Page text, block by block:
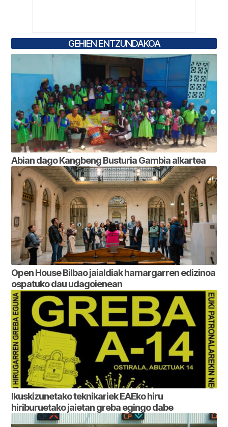
GEHIEN ENTZUNDAKOA
Abian dago Kangbeng Busturia Gambia alkartea
Open House Bilbao jaialdiak hamargarren edizinoa
ospatuko dau udagoienean
Ikuskizunetako teknikariek EAEko hiru
hiriburuetako jaietan greba egingo dabe